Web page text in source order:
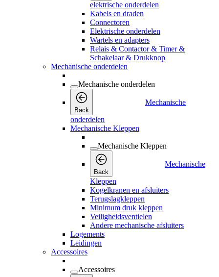
elektrische onderdelen
Kabels en draden
Connectoren
Elektrische onderdelen
Wartels en adapters
Relais & Contactor & Timer &
Schakelaar & Drukknop
Mechanische onderdelen
Mechanische onderdelen
Back
Mechanische
onderdelen
Mechanische Kleppen
Mechanische Kleppen
Back
Mechanische
Kleppen
Kogelkranen en afsluiters
Terugslagkleppen
Minimum druk kleppen
Veiligheidsventielen
Andere mechanische afsluiters
Logements
Leidingen
Accessoires
Accessoires